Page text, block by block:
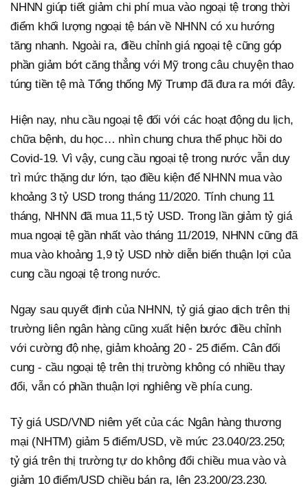
NHNN giúp tiết giảm chi phí mua vào ngoại tệ trong thời
điểm khối lượng ngoại tệ bán về NHNN có xu hướng
tăng nhanh. Ngoài ra, điều chỉnh giá ngoại tệ cũng góp
phần giảm bớt căng thẳng với Mỹ trong câu chuyện thao
túng tiền tệ mà Tổng thống Mỹ Trump đã đưa ra mới đây.
Hiện nay, nhu cầu ngoại tệ đối với các hoạt động du lịch,
chữa bệnh, du học… nhìn chung chưa thể phục hồi do
Covid-19. Vì vậy, cung cầu ngoại tệ trong nước vẫn duy
trì mức thặng dư lớn, tạo điều kiện để NHNN mua vào
khoảng 3 tỷ USD trong tháng 11/2020. Tính chung 11
tháng, NHNN đã mua 11,5 tỷ USD. Trong lần giảm tỷ giá
mua ngoại tệ gần nhất vào tháng 11/2019, NHNN cũng đã
mua vào khoảng 1,9 tỷ USD nhờ diễn biến thuận lợi của
cung cầu ngoại tệ trong nước.
Ngay sau quyết định của NHNN, tỷ giá giao dịch trên thị
trường liên ngân hàng cũng xuất hiện bước điều chỉnh
với cường độ nhẹ, giảm khoảng 20 - 25 điểm. Cân đối
cung - cầu ngoại tệ trên thị trường không có nhiều thay
đổi, vẫn có phần thuận lợi nghiêng về phía cung.
Tỷ giá USD/VND niêm yết của các Ngân hàng thương
mại (NHTM) giảm 5 điểm/USD, về mức 23.040/23.250;
tỷ giá trên thị trường tự do không đổi chiều mua vào và
giảm 10 điểm/USD chiều bán ra, lên 23.200/23.230.